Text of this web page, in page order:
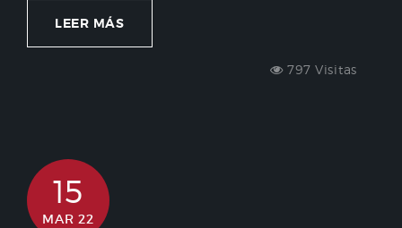
LEER MÁS
797 Visitas
15
MAR 22